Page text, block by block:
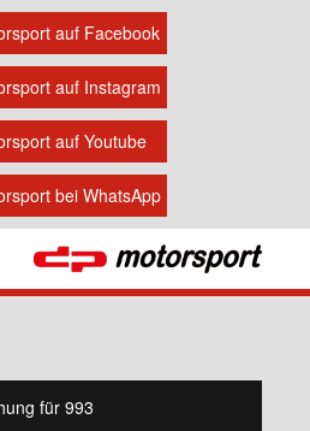
auf Facebook
auf Instagram
auf Youtube
bei WhatsApp
für 993